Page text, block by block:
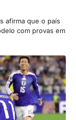
afirma que o país
com provas em